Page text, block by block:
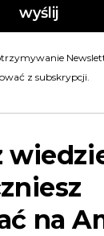
wyślij
z subskrypcji.
na